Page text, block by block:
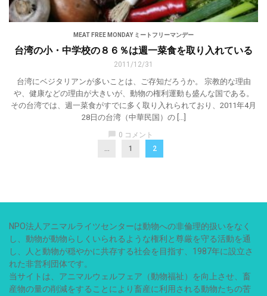
MEAT FREE MONDAY ミートフリーマンデー
台湾の小・中学校の８６％は週一菜食を取り入れている
2011/12/31
台湾にベジタリアンが多いことは、ご存知だろうか。 宗教的な理由
や、健康などの理由が大きいが、動物の権利運動も盛んな国である。
その台湾では、週一菜食がすでに多く取り入れられており、2011年4月
28日の台湾（中華民国）の […]
chat_bubble 0 コメント
...
1 2
NPO法人アニマルライツセンターは動物への非倫理的扱いをなく
し、動物が動物らしくいられるような権利と尊厳を守る活動を通
し、人と動物が穏やかに共存する社会を目指す、1987年に設立さ
れた非営利団体です。
当サイトは、アニマルウェルフェア（動物福祉）を向上させ、畜
産物の量の削減をすることにより畜産に利用される動物たちの苦